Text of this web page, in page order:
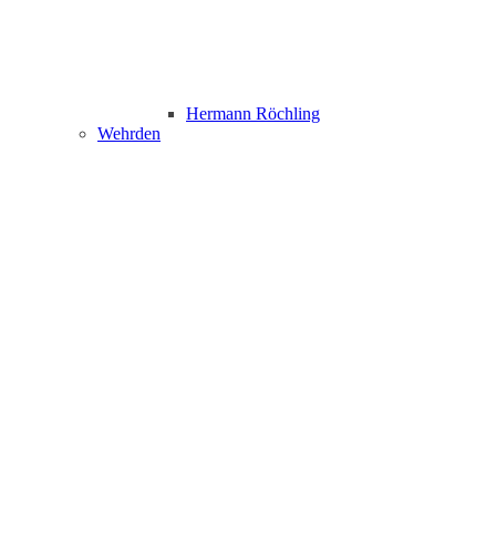
Hermann Röchling
Wehrden